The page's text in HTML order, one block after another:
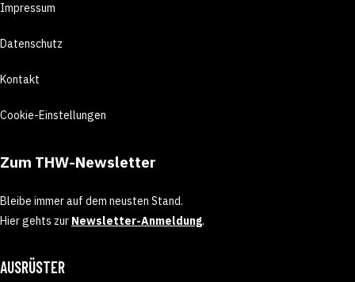
Impressum
Datenschutz
Kontakt
Cookie-Einstellungen
Zum THW-Newsletter
Bleibe immer auf dem neusten Stand.
Hier gehts zur Newsletter-Anmeldung.
AUSRÜSTER